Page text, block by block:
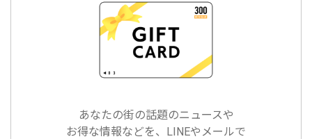
あなたの街の話題のニュースや
お得な情報などを、LINEやメールで